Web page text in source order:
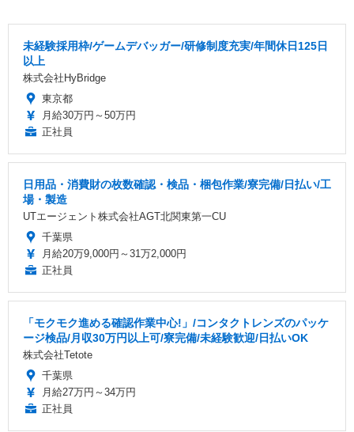
未経験採用枠/ゲームデバッガー/研修制度充実/年間休日125日
以上
株式会社HyBridge
東京都
月給30万円～50万円
正社員
日用品・消費財の枚数確認・検品・梱包作業/寮完備/日払い/工
場・製造
UTエージェント株式会社AGT北関東第一CU
千葉県
月給20万9,000円～31万2,000円
正社員
「モクモク進める確認作業中心!」/コンタクトレンズのパッケ
ージ検品/月収30万円以上可/寮完備/未経験歓迎/日払いOK
株式会社Tetote
千葉県
月給27万円～34万円
正社員